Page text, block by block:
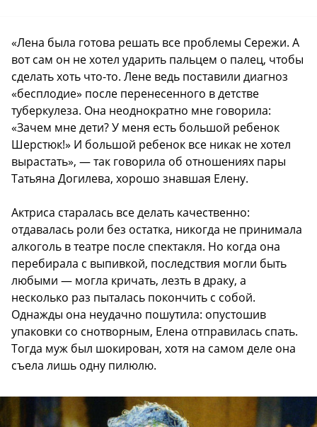
«Лена была готова решать все проблемы Сережи. А
вот сам он не хотел ударить пальцем о палец, чтобы
сделать хоть что-то. Лене ведь поставили диагноз
«бесплодие» после перенесенного в детстве
туберкулеза. Она неоднократно мне говорила:
«Зачем мне дети? У меня есть большой ребенок
Шерстюк!» И большой ребенок все никак не хотел
вырастать», — так говорила об отношениях пары
Татьяна Догилева, хорошо знавшая Елену.
Актриса старалась все делать качественно:
отдавалась роли без остатка, никогда не принимала
алкоголь в театре после спектакля. Но когда она
перебирала с выпивкой, последствия могли быть
любыми — могла кричать, лезть в драку, а
несколько раз пыталась покончить с собой.
Однажды она неудачно пошутила: опустошив
упаковки со снотворным, Елена отправилась спать.
Тогда муж был шокирован, хотя на самом деле она
съела лишь одну пилюлю.